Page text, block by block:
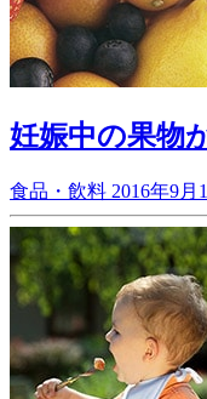
妊娠中の果物
食品・飲料 2016年9月